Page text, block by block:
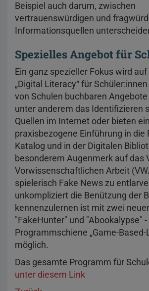
Beispiel auch darum, zwischen
vertrauenswürdigen und
Informationsquellen
Spezielles Angebot für
Ein ganz spezieller Fokus wird
„Digital Literacy“ für
von Schulen buchbaren
unter anderem das Identifizieren
Quellen im Internet oder bieten
praxisbezogene Einführung in die
Katalog und in der Digitalen
besonderem Augenmerk auf das
Vorwissenschaftlichen Arbeit
spielerisch Fake News zu
unkompliziert die Benützung der
kennenzulernen ist mit zwei
"FakeHunter" und "Abookalypse"
Programmschiene „Game-Based-
möglich.
Das gesamte Programm für
unter diesem Link